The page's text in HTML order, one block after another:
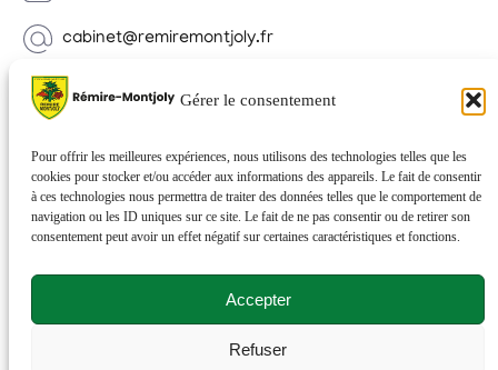
Gérer le consentement
Pour offrir les meilleures expériences, nous utilisons des technologies telles que les
cookies pour stocker et/ou accéder aux informations des appareils. Le fait de consentir
à ces technologies nous permettra de traiter des données telles que le comportement de
navigation ou les ID uniques sur ce site. Le fait de ne pas consentir ou de retirer son
consentement peut avoir un effet négatif sur certaines caractéristiques et fonctions.
Accepter
Refuser
cabinet@remiremontjoly.fr
Newsletter
nouvelles de votre commune.